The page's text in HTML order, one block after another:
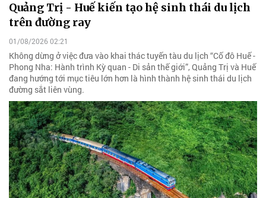
Quảng Trị - Huế kiến tạo hệ sinh thái du lịch
trên đường ray
01/08/2026 02:21
Không dừng ở việc đưa vào khai thác tuyến tàu du lịch “Cố đô Huế -
Phong Nha: Hành trình Kỳ quan - Di sản thế giới”, Quảng Trị và Huế
đang hướng tới mục tiêu lớn hơn là hình thành hệ sinh thái du lịch
đường sắt liên vùng.